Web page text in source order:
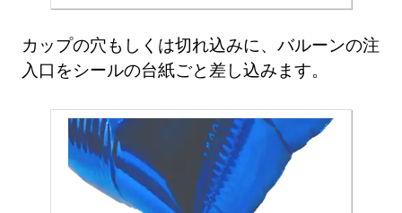
カップの穴もしくは切れ込みに、バルーンの注
入口をシールの台紙ごと差し込みます。